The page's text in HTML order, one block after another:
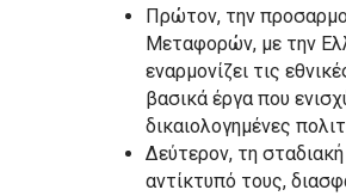
Πρώτον, την
Μεταφορών, με την
εναρμονίζει τις
βασικά έργα που
δικαιολογημένες
Δεύτερον, τη
αντίκτυπό τους,